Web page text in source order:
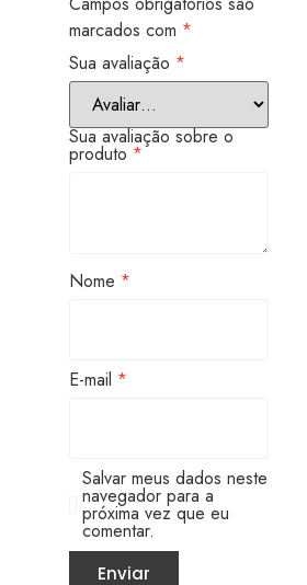
marcados com *
Sua avaliação *
Sua avaliação sobre o
produto *
Nome *
E-mail *
Salvar meus dados neste
navegador para a
próxima vez que eu
comentar.